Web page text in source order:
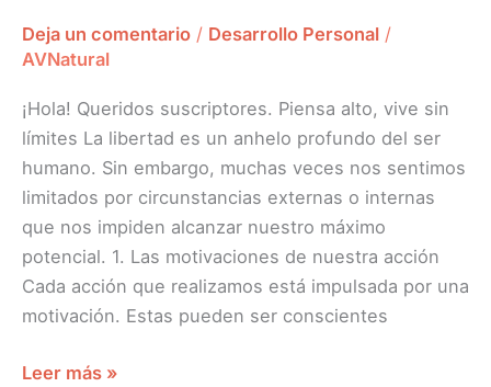
Deja un comentario / Desarrollo Personal /
AVNatural
¡Hola! Queridos suscriptores. Piensa alto, vive sin
límites La libertad es un anhelo profundo del ser
humano. Sin embargo, muchas veces nos sentimos
limitados por circunstancias externas o internas
que nos impiden alcanzar nuestro máximo
potencial. 1. Las motivaciones de nuestra acción
Cada acción que realizamos está impulsada por una
motivación. Estas pueden ser conscientes
Leer más »